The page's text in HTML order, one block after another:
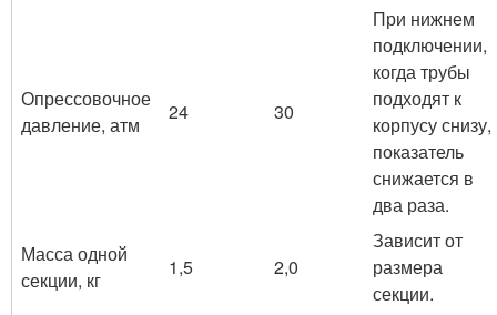
Опрессовочное
давление, атм
24 30
При нижнем
подключении,
когда трубы
подходят к
корпусу снизу,
показатель
снижается в
два раза.
Масса одной
секции, кг
1,5 2,0
Зависит от
размера
секции.